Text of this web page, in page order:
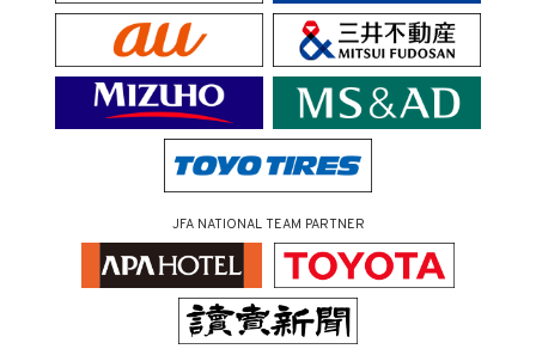
JFA NATIONAL TEAM PARTNER